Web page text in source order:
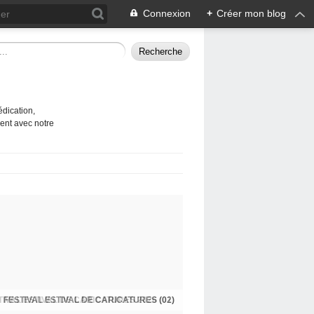
Connexion + Créer mon blog
avec notre
FESTIVAL ESTIVAL DE CARICATURES (02)
ESTIVAL DE CARICATURES 2026 (01)